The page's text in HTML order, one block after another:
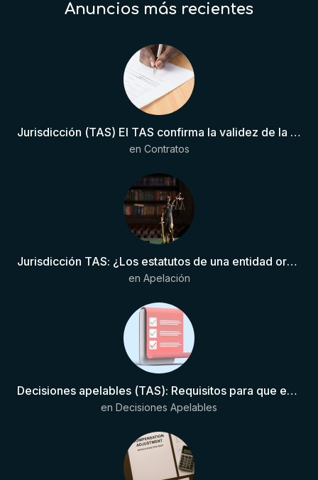
Anuncios más recientes
Jurisdicción (TAS) El TAS confirma la validez de la cláusula de sumisión jurisdiccional en el contrato del futbolista.
en Contratos
Jurisdicción TAS: ¿Los estatutos de una entidad organizadora de una liga de fútbol pueden otorgar competencia de forma directa al TAS?
en Apelación
Decisiones apelables (TAS): Requisitos para que exista una decisión
en Decisiones Apelables